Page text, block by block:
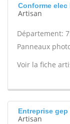
Conforme elec
Artisan
Département:
Panneaux
Voir la fiche
Entreprise
Artisan